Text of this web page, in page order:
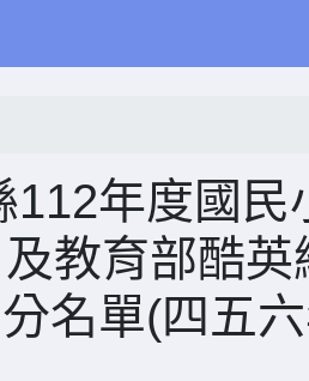
112年度國民
教育部酷
名單(四五